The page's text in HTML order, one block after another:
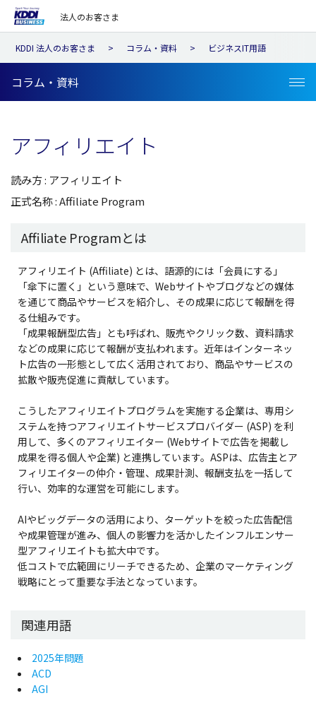
法人のお客さま
KDDI 法人のお客さま コラム・資料 ビジネスIT用語
コラム・資料
アフィリエイト
読み方 : アフィリエイト
正式名称 : Affiliate Program
Affiliate Programとは
アフィリエイト (Affiliate) とは、語源的には「会員にする」
「傘下に置く」という意味で、Webサイトやブログなどの媒体
を通じて商品やサービスを紹介し、その成果に応じて報酬を得
る仕組みです。
「成果報酬型広告」とも呼ばれ、販売やクリック数、資料請求
などの成果に応じて報酬が支払われます。近年はインターネッ
ト広告の一形態として広く活用されており、商品やサービスの
拡散や販売促進に貢献しています。
こうしたアフィリエイトプログラムを実施する企業は、専用シ
ステムを持つアフィリエイトサービスプロバイダー (ASP) を利
用して、多くのアフィリエイター (Webサイトで広告を掲載し
成果を得る個人や企業) と連携しています。ASPは、広告主とア
フィリエイターの仲介・管理、成果計測、報酬支払を一括して
行い、効率的な運営を可能にします。
AIやビッグデータの活用により、ターゲットを絞った広告配信
や成果管理が進み、個人の影響力を活かしたインフルエンサー
型アフィリエイトも拡大中です。
低コストで広範囲にリーチできるため、企業のマーケティング
戦略にとって重要な手法となっています。
関連用語
2025年問題
ACD
AGI